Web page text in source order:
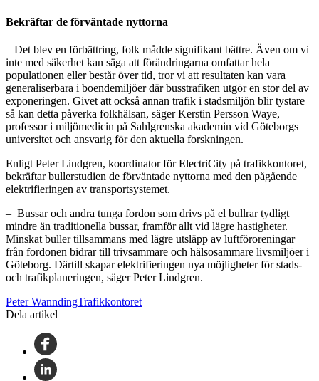
Bekräftar de förväntade nyttorna
– Det blev en förbättring, folk mådde signifikant bättre. Även om vi
inte med säkerhet kan säga att förändringarna omfattar hela
populationen eller består över tid, tror vi att resultaten kan vara
generaliserbara i boendemiljöer där busstrafiken utgör en stor del av
exponeringen. Givet att också annan trafik i stadsmiljön blir tystare
så kan detta påverka folkhälsan, säger Kerstin Persson Waye,
professor i miljömedicin på Sahlgrenska akademin vid Göteborgs
universitet och ansvarig för den aktuella forskningen.
Enligt Peter Lindgren, koordinator för ElectriCity på trafikkontoret,
bekräftar bullerstudien de förväntade nyttorna med den pågående
elektrifieringen av transportsystemet.
– Bussar och andra tunga fordon som drivs på el bullrar tydligt
mindre än traditionella bussar, framför allt vid lägre hastigheter.
Minskat buller tillsammans med lägre utsläpp av luftföroreningar
från fordonen bidrar till trivsammare och hälsosammare livsmiljöer i
Göteborg. Därtill skapar elektrifieringen nya möjligheter för stads-
och trafikplaneringen, säger Peter Lindgren.
Peter WanndingTrafikkontoret
Dela artikel